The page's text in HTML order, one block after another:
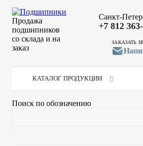
Продажа
подшипников
со склада и на
заказ
Санкт-
+7 812
ЗАКАЗАТЬ
КАТАЛОГ ПРОДУКЦИИ
Поиск по обозначению